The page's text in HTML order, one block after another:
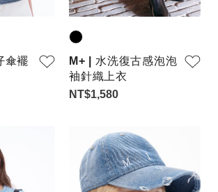
傘襬
M+ | 水洗復古感泡泡
袖針織上衣
NT$1,580